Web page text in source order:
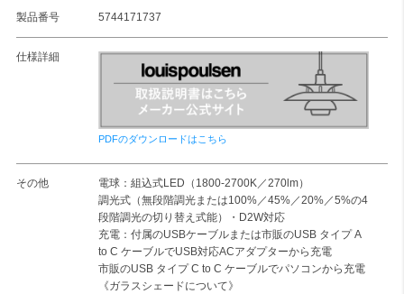
製品番号 5744171737
仕様詳細
PDFのダウンロードはこちら
その他
電球：組込式LED（1800-2700K／270lm）
調光式（無段階調光または100%／45%／20%／5%の4
段階調光の切り替え式能）・D2W対応
充電：付属のUSBケーブルまたは市販のUSB タイプ A
to C ケーブルでUSB対応ACアダプターから充電
市販のUSB タイプ C to C ケーブルでパソコンから充電
《ガラスシェードについて》